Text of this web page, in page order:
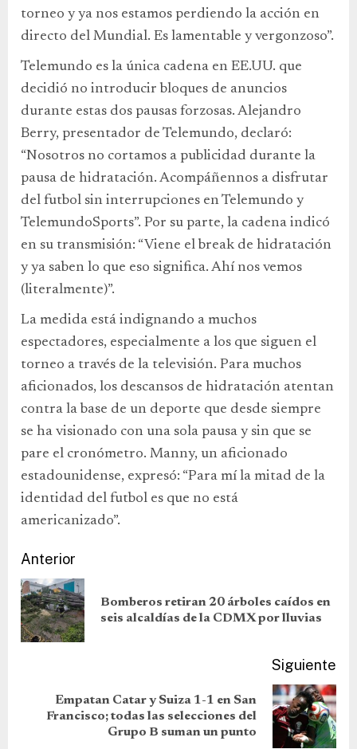
torneo y ya nos estamos perdiendo la acción en
directo del Mundial. Es lamentable y vergonzoso”.
Telemundo es la única cadena en EE.UU. que
decidió no introducir bloques de anuncios
durante estas dos pausas forzosas. Alejandro
Berry, presentador de Telemundo, declaró:
“Nosotros no cortamos a publicidad durante la
pausa de hidratación. Acompáñennos a disfrutar
del futbol sin interrupciones en Telemundo y
TelemundoSports”. Por su parte, la cadena indicó
en su transmisión: “Viene el break de hidratación
y ya saben lo que eso significa. Ahí nos vemos
(literalmente)”.
La medida está indignando a muchos
espectadores, especialmente a los que siguen el
torneo a través de la televisión. Para muchos
aficionados, los descansos de hidratación atentan
contra la base de un deporte que desde siempre
se ha visionado con una sola pausa y sin que se
pare el cronómetro. Manny, un aficionado
estadounidense, expresó: “Para mí la mitad de la
identidad del futbol es que no está
americanizado”.
Anterior
Bomberos retiran 20 árboles caídos en
seis alcaldías de la CDMX por lluvias
Siguiente
Empatan Catar y Suiza 1-1 en San
Francisco; todas las selecciones del
Grupo B suman un punto